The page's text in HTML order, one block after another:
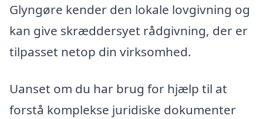
Glyngøre kender den lokale lovgivning og
kan give skræddersyet rådgivning, der er
tilpasset netop din virksomhed.
Uanset om du har brug for hjælp til at
forstå komplekse juridiske dokumenter